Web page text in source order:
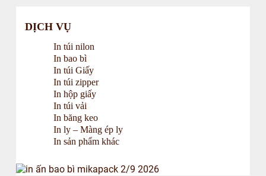
DỊCH VỤ
In túi nilon
In bao bì
In túi Giấy
In túi zipper
In hộp giấy
In túi vải
In băng keo
In ly – Màng ép ly
In sản phẩm khác